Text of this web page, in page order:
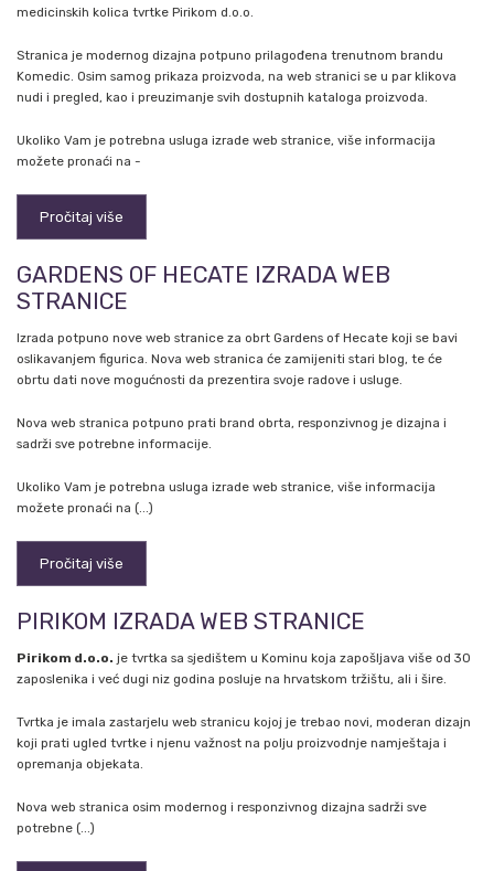
medicinskih kolica tvrtke Pirikom d.o.o.
Stranica je modernog dizajna potpuno prilagođena trenutnom brandu
Komedic. Osim samog prikaza proizvoda, na web stranici se u par klikova
nudi i pregled, kao i preuzimanje svih dostupnih kataloga proizvoda.
Ukoliko Vam je potrebna usluga izrade web stranice, više informacija
možete pronaći na -
Pročitaj više
GARDENS OF HECATE IZRADA WEB
STRANICE
Izrada potpuno nove web stranice za obrt Gardens of Hecate koji se bavi
oslikavanjem figurica. Nova web stranica će zamijeniti stari blog, te će
obrtu dati nove mogućnosti da prezentira svoje radove i usluge.
Nova web stranica potpuno prati brand obrta, responzivnog je dizajna i
sadrži sve potrebne informacije.
Ukoliko Vam je potrebna usluga izrade web stranice, više informacija
možete pronaći na (...)
Pročitaj više
PIRIKOM IZRADA WEB STRANICE
Pirikom d.o.o. je tvrtka sa sjedištem u Kominu koja zapošljava više od 30
zaposlenika i već dugi niz godina posluje na hrvatskom tržištu, ali i šire.
Tvrtka je imala zastarjelu web stranicu kojoj je trebao novi, moderan dizajn
koji prati ugled tvrtke i njenu važnost na polju proizvodnje namještaja i
opremanja objekata.
Nova web stranica osim modernog i responzivnog dizajna sadrži sve
potrebne (...)